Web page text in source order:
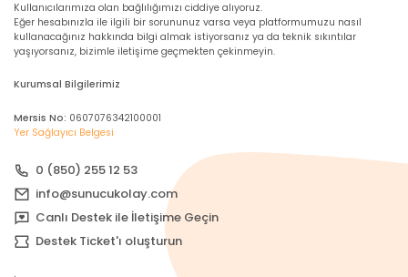
Kullanıcılarımıza olan bağlılığımızı ciddiye alıyoruz.
Eğer hesabınızla ile ilgili bir sorununuz varsa veya platformumuzu nasıl
kullanacağınız hakkında bilgi almak istiyorsanız ya da teknik sıkıntılar
yaşıyorsanız, bizimle iletişime geçmekten çekinmeyin.
Kurumsal Bilgilerimiz
Mersis No: 0607076342100001
Yer Sağlayıcı Belgesi
0 (850) 255 12 53
info@sunucukolay.com
Canlı Destek ile İletişime Geçin
Destek Ticket'ı oluşturun